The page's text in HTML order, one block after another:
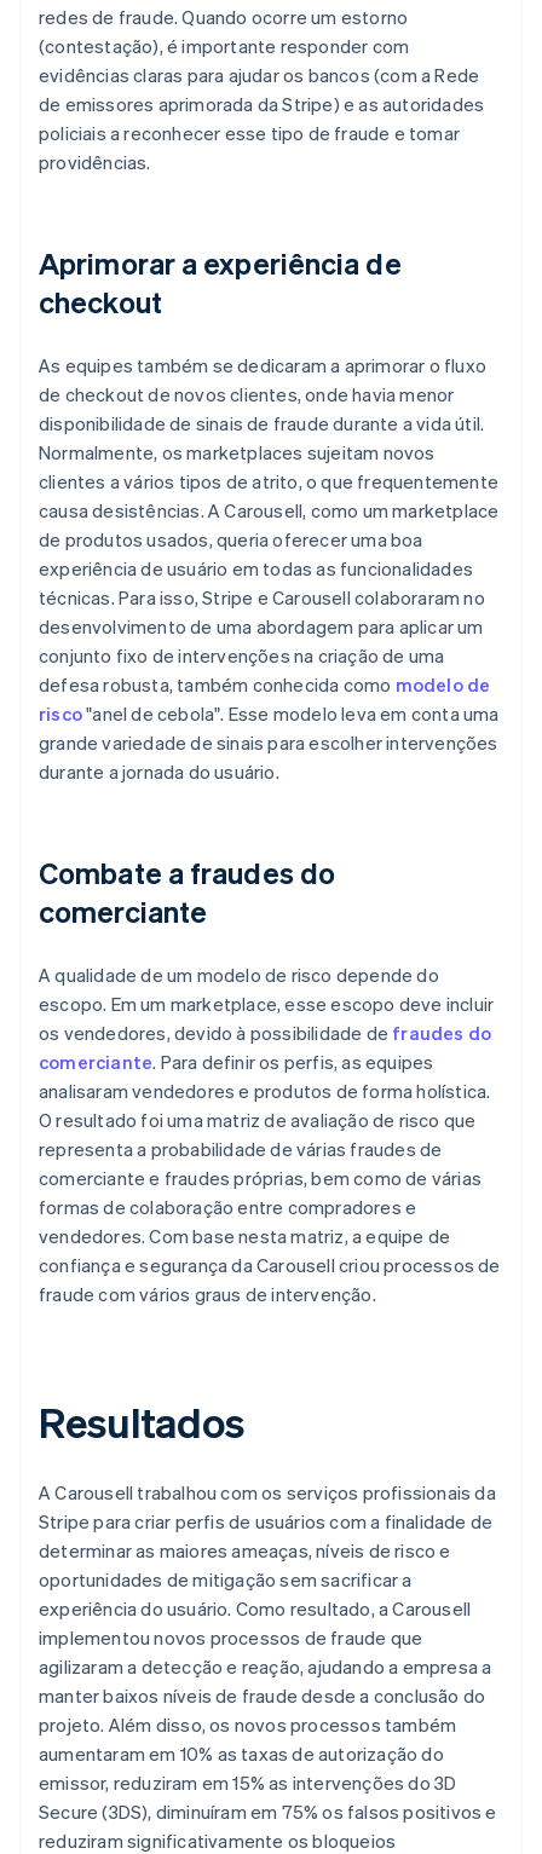
redes de fraude. Quando ocorre um estorno
(contestação), é importante responder com
evidências claras para ajudar os bancos (com a Rede
de emissores aprimorada da Stripe) e as autoridades
policiais a reconhecer esse tipo de fraude e tomar
providências.
Aprimorar a experiência de
checkout
As equipes também se dedicaram a aprimorar o fluxo
de checkout de novos clientes, onde havia menor
disponibilidade de sinais de fraude durante a vida útil.
Normalmente, os marketplaces sujeitam novos
clientes a vários tipos de atrito, o que frequentemente
causa desistências. A Carousell, como um marketplace
de produtos usados, queria oferecer uma boa
experiência de usuário em todas as funcionalidades
técnicas. Para isso, Stripe e Carousell colaboraram no
desenvolvimento de uma abordagem para aplicar um
conjunto fixo de intervenções na criação de uma
defesa robusta, também conhecida como modelo de
risco"anel de cebola". Esse modelo leva em conta uma
grande variedade de sinais para escolher intervenções
durante a jornada do usuário.
Combate a fraudes do
comerciante
A qualidade de um modelo de risco depende do
escopo. Em um marketplace, esse escopo deve incluir
os vendedores, devido à possibilidade de fraudes do
comerciante. Para definir os perfis, as equipes
analisaram vendedores e produtos de forma holística.
O resultado foi uma matriz de avaliação de risco que
representa a probabilidade de várias fraudes de
comerciante e fraudes próprias, bem como de várias
formas de colaboração entre compradores e
vendedores. Com base nesta matriz, a equipe de
confiança e segurança da Carousell criou processos de
fraude com vários graus de intervenção.
Resultados
A Carousell trabalhou com os serviços profissionais da
Stripe para criar perfis de usuários com a finalidade de
determinar as maiores ameaças, níveis de risco e
oportunidades de mitigação sem sacrificar a
experiência do usuário. Como resultado, a Carousell
implementou novos processos de fraude que
agilizaram a detecção e reação, ajudando a empresa a
manter baixos níveis de fraude desde a conclusão do
projeto. Além disso, os novos processos também
aumentaram em 10% as taxas de autorização do
emissor, reduziram em 15% as intervenções do 3D
Secure (3DS), diminuíram em 75% os falsos positivos e
reduziram significativamente os bloqueios